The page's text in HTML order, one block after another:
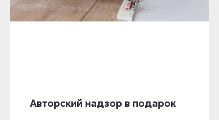
Авторский надзор в подарок